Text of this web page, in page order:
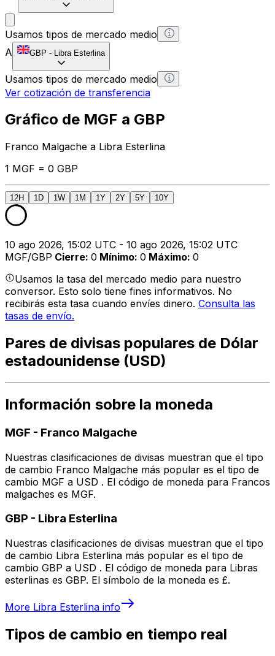
Usamos tipos de mercado medio
A
GBP - Libra Esterlina
Usamos tipos de mercado medio
Ver cotización de transferencia
Gráfico de MGF a GBP
Franco Malgache a Libra Esterlina
1 MGF = 0 GBP
12H 1D 1W 1M 1Y 2Y 5Y 10Y
10 ago 2026, 15:02 UTC - 10 ago 2026, 15:02 UTC
MGF/GBP Cierre: 0 Mínimo: 0 Máximo: 0
Usamos la tasa del mercado medio para nuestro
conversor. Esto solo tiene fines informativos. No
recibirás esta tasa cuando envíes dinero. Consulta las
tasas de envío.
Pares de divisas populares de Dólar
estadounidense (USD)
Información sobre la moneda
MGF - Franco Malgache
Nuestras clasificaciones de divisas muestran que el tipo
de cambio Franco Malgache más popular es el tipo de
cambio MGF a USD . El código de moneda para Francos
malgaches es MGF.
GBP - Libra Esterlina
Nuestras clasificaciones de divisas muestran que el tipo
de cambio Libra Esterlina más popular es el tipo de
cambio GBP a USD . El código de moneda para Libras
esterlinas es GBP. El símbolo de la moneda es £.
More Libra Esterlina info
Tipos de cambio en tiempo real